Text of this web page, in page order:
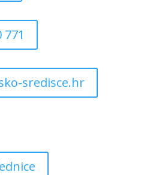
771
sredisce.hr